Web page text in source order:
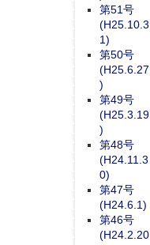
第51号
(H25.10.3
1)
第50号
(H25.6.27
)
第49号
(H25.3.19
)
第48号
(H24.11.3
0)
第47号
(H24.6.1)
第46号
(H24.2.20